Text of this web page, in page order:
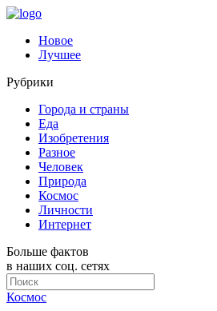
Новое
Лучшее
Рубрики
Города и страны
Еда
Изобретения
Разное
Человек
Природа
Космос
Личности
Интернет
Больше фактов
в наших соц. сетях
Космос